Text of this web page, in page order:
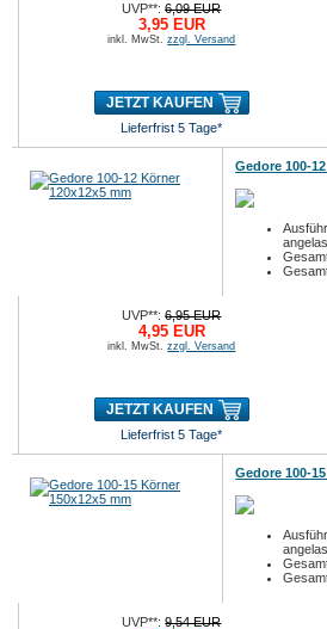
UVP**:6,09 EUR
3,95 EUR
inkl. MwSt.zzgl. Versand
JETZT KAUFEN
Lieferfrist 5 Tage*
Gedore 100-
UVP**:6,95 EUR
4,95 EUR
inkl. MwSt.zzgl. Versand
JETZT KAUFEN
Lieferfrist 5 Tage*
Gedore 100-
UVP**:9,54 EUR